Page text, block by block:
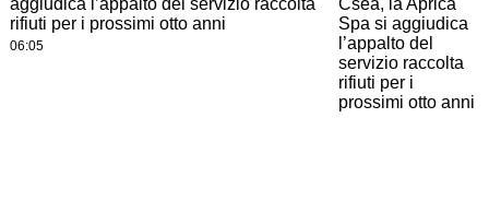
aggiudica l’appalto del servizio raccolta
rifiuti per i prossimi otto anni
06:05